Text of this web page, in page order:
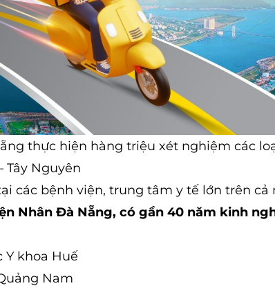
thực hiện hàng triệu xét nghiệm các
Tây Nguyên
các bệnh viện, trung tâm y tế lớn trên cả
Nhân Đà Nẵng, có gần 40 năm kinh
Y khoa Huế
Nam